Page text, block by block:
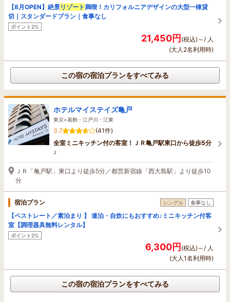
【8月OPEN】絶景リゾート満喫！カリフォルニアデザインの大型一棟貸
切｜スタンダードプラン｜食事なし
ポイント2%
21,450円(税込)～/ 人
(大人2名利用時)
この宿の宿泊プランをすべてみる
ホテルマイステイズ亀戸
東京>葛飾・江戸川・江東
3.7
(41件)
全室ミニキッチン付の客室！ＪＲ亀戸駅東口から徒歩5分
♪
ＪＲ「亀戸駅」東口より徒歩5分／都営新宿線「西大島駅」より徒歩10
分
宿泊プラン シングル 食事なし
【ベストレート／素泊まり 】 連泊・自炊にもおすすめ♪ミニキッチン付客
室【調理器具無料レンタル】
ポイント2%
6,300円(税込)～/ 人
(大人1名利用時)
この宿の宿泊プランをすべてみる